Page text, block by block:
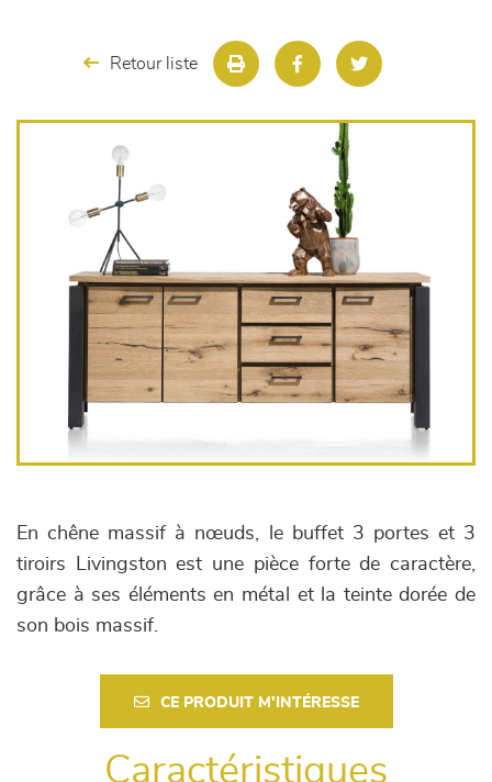
décoration
Retour liste
En chêne massif à nœuds, le buffet 3 portes et 3
tiroirs Livingston est une pièce forte de caractère,
grâce à ses éléments en métal et la teinte dorée de
son bois massif.
CE PRODUIT M'INTÉRESSE
Caractéristiques